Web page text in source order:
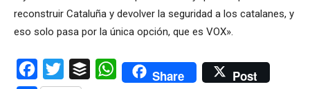
reconstruir Cataluña y devolver la seguridad a los catalanes, y
eso solo pasa por la única opción, que es VOX».
Facebook
Twitter Buffer WhatsAppShare Post